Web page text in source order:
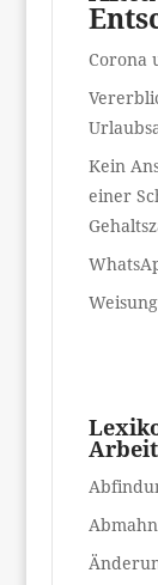
Corona
Kein
einer